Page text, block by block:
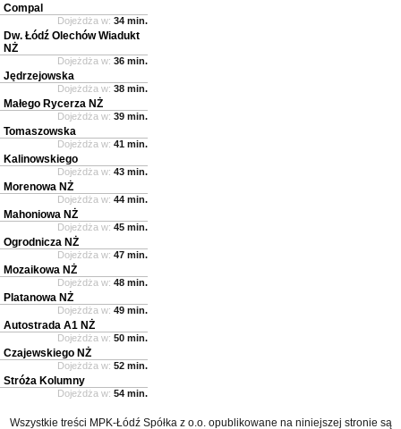
Compal
Dojeżdża w: 34 min.
Dw. Łódź Olechów Wiadukt
NŻ
Dojeżdża w: 36 min.
Jędrzejowska
Dojeżdża w: 38 min.
Małego Rycerza NŻ
Dojeżdża w: 39 min.
Tomaszowska
Dojeżdża w: 41 min.
Kalinowskiego
Dojeżdża w: 43 min.
Morenowa NŻ
Dojeżdża w: 44 min.
Mahoniowa NŻ
Dojeżdża w: 45 min.
Ogrodnicza NŻ
Dojeżdża w: 47 min.
Mozaikowa NŻ
Dojeżdża w: 48 min.
Platanowa NŻ
Dojeżdża w: 49 min.
Autostrada A1 NŻ
Dojeżdża w: 50 min.
Czajewskiego NŻ
Dojeżdża w: 52 min.
Stróża Kolumny
Dojeżdża w: 54 min.
Wszystkie treści MPK-Łódź Spółka z o.o. opublikowane na niniejszej stronie są